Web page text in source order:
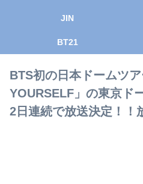
JIN
BT21
BTS初の日本ドームツ
YOURSELF」の東京ド
2日連続で放送決定！！